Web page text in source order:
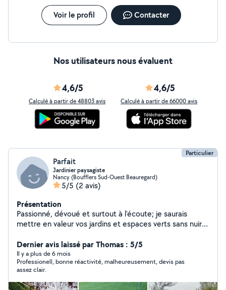
Voir le profil Contacter
Nos utilisateurs nous évaluent
4,6/5
Calculé à partir de 48803 avis
4,6/5
Calculé à partir de 66000 avis
Particulier
Parfait
Jardinier paysagiste
Nancy (Boufflers Sud-Ouest Beauregard)
5/5 (2 avis)
Présentation
Passionné, dévoué et surtout à l'écoute; je saurais
mettre en valeur vos jardins et espaces verts sans nuire
Taille de haies (conifères et feuillus) taille de fruitiers et
d'arbustes Engazonnement créations de massifs
potagers avec réutilisation des déchets végétaux
Fourniture possible de semences potagères
reproductibles) voire de plants.
Dernier avis laissé par Thomas : 5/5
Il y a plus de 6 mois
Professionell, bonne réactivité, malheureusement, devis pas
assez clair.